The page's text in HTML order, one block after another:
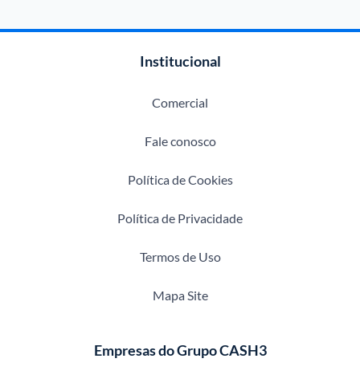
Institucional
Comercial
Fale conosco
Política de Cookies
Política de Privacidade
Termos de Uso
Mapa Site
Empresas do Grupo CASH3